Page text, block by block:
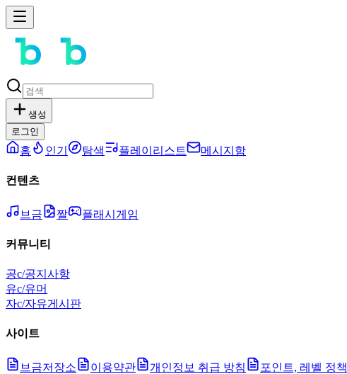
생성
로그인
홈 인기 탐색 플레이리스트 메시지함
컨텐츠
브금 짤 플래시게임
커뮤니티
공c/공지사항
유c/유머
자c/자유게시판
사이트
브금저장소 이용약관 개인정보 취급 방침 포인트, 레벨 정책